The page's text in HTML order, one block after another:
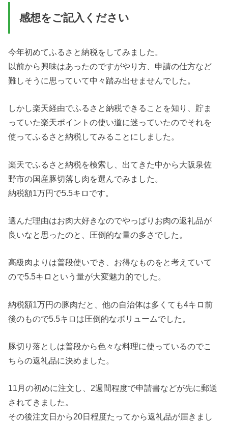
感想をご記入ください
今年初めてふるさと納税をしてみました。
以前から興味はあったのですがやり方、申請の仕方など
難しそうに思っていて中々踏み出せませんでした。
しかし楽天経由でふるさと納税できることを知り、貯ま
っていた楽天ポイントの使い道に迷っていたのでそれを
使ってふるさと納税してみることにしました。
楽天でふるさと納税を検索し、出てきた中から大阪泉佐
野市の国産豚切落し肉を選んでみました。
納税額1万円で5.5キロです。
選んだ理由はお肉大好きなのでやっぱりお肉の返礼品が
良いなと思ったのと、圧倒的な量の多さでした。
高級肉よりは普段使いでき、お得なものをと考えていて
ので5.5キロという量が大変魅力的でした。
納税額1万円の豚肉だと、他の自治体は多くても4キロ前
後のもので5.5キロは圧倒的なボリュームでした。
豚切り落としは普段から色々な料理に使っているのでこ
ちらの返礼品に決めました。
11月の初めに注文し、2週間程度で申請書などが先に郵送
されてきました。
その後注文日から20日程度たってから返礼品が届きまし